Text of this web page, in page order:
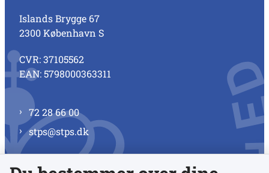
Islands Brygge 67
2300 København S
CVR: 37105562
EAN: 5798000363311
72 28 66 00
stps@stps.dk